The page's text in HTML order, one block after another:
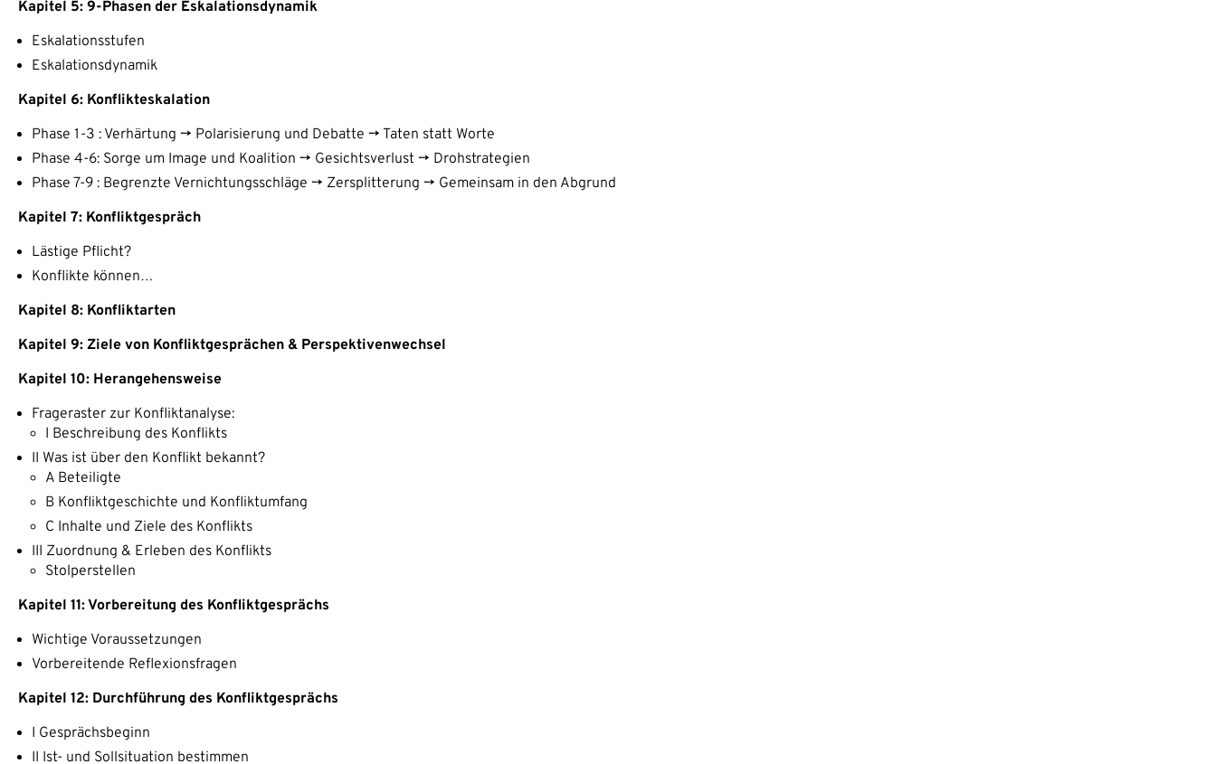
Kapitel 5: 9-Phasen der Eskalationsdynamik
Eskalationsstufen
Eskalationsdynamik
Kapitel 6: Konflikteskalation
Phase 1-3 : Verhärtung -> Polarisierung und Debatte -> Taten statt Worte
Phase 4-6: Sorge um Image und Koalition -> Gesichtsverlust -> Drohstrategien
Phase 7-9 : Begrenzte Vernichtungsschläge -> Zersplitterung -> Gemeinsam in den Abgrund
Kapitel 7: Konfliktgespräch
Lästige Pflicht?
Konflikte können…
Kapitel 8: Konfliktarten
Kapitel 9: Ziele von Konfliktgesprächen & Perspektivenwechsel
Kapitel 10: Herangehensweise
Frageraster zur Konfliktanalyse:
I Beschreibung des Konflikts
II Was ist über den Konflikt bekannt?
A Beteiligte
B Konfliktgeschichte und Konfliktumfang
C Inhalte und Ziele des Konflikts
III Zuordnung & Erleben des Konflikts
Stolperstellen
Kapitel 11: Vorbereitung des Konfliktgesprächs
Wichtige Voraussetzungen
Vorbereitende Reflexionsfragen
Kapitel 12: Durchführung des Konfliktgesprächs
I Gesprächsbeginn
II Ist- und Sollsituation bestimmen